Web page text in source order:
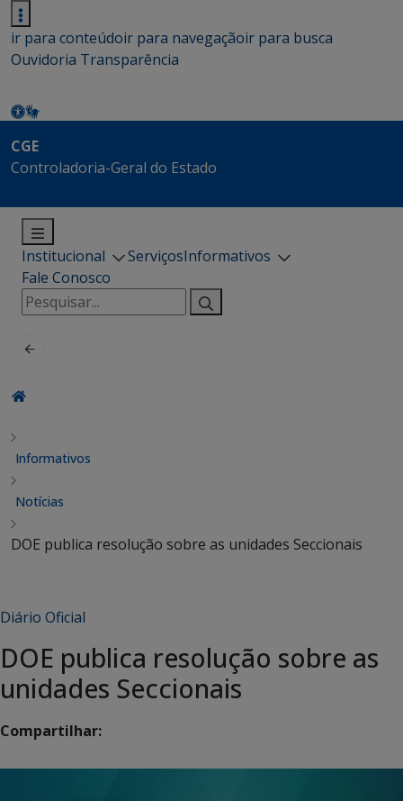
ir para conteúdoir para navegaçãoir para busca
Ouvidoria Transparência
CGE
Controladoria-Geral do Estado
Institucional ServiçosInformativos
Fale Conosco
Pesquisar
por:
Informativos
Notícias
DOE publica resolução sobre as unidades Seccionais
Diário Oficial
DOE publica resolução sobre as
unidades Seccionais
Compartilhar: